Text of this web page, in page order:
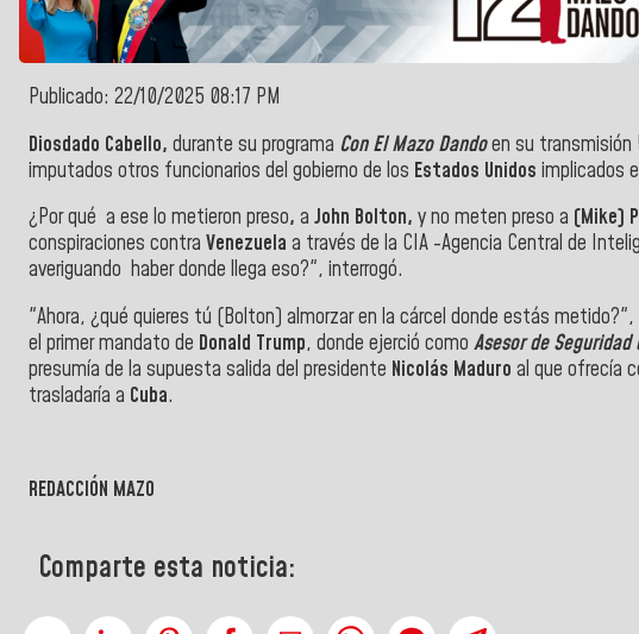
Publicado: 22/10/2025 08:17 PM
Diosdado Cabello, durante su programa Con El Mazo Dandoen su transmisión
imputados otros funcionarios del gobierno de los Estados Unidos implicados
¿Por qué a ese lo metieron preso, a John Bolton, y no meten preso a (Mike)
conspiraciones contra Venezuela a través de la CIA -Agencia Central de
averiguando haber donde llega eso?", interrogó.
"Ahora, ¿qué quieres tú (Bolton) almorzar en la cárcel donde estás metido?",
el primer mandato de Donald Trump, donde ejerció como Asesor de Seguridad
presumía de la supuesta salida del presidente Nicolás Maduro al que ofrecía
trasladaría a Cuba.
REDACCIÓN MAZO
Comparte esta noticia: